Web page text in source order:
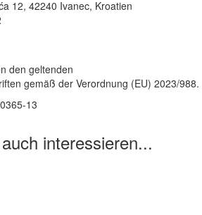
12, 42240 Ivanec, Kroatien
den geltenden
gemäß der Verordnung (EU) 2023/988.
13
interessieren...